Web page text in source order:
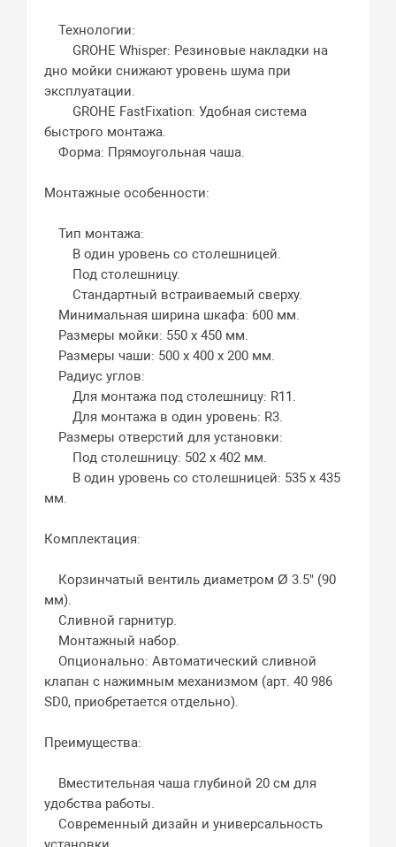
Технологии:
GROHE Whisper: Резиновые накладки на
дно мойки снижают уровень шума при
эксплуатации.
GROHE FastFixation: Удобная система
быстрого монтажа.
Форма: Прямоугольная чаша.
Монтажные особенности:
Тип монтажа:
В один уровень со столешницей.
Под столешницу.
Стандартный встраиваемый сверху.
Минимальная ширина шкафа: 600 мм.
Размеры мойки: 550 x 450 мм.
Размеры чаши: 500 x 400 x 200 мм.
Радиус углов:
Для монтажа под столешницу: R11.
Для монтажа в один уровень: R3.
Размеры отверстий для установки:
Под столешницу: 502 x 402 мм.
В один уровень со столешницей: 535 x 435
мм.
Комплектация:
Корзинчатый вентиль диаметром Ø 3.5" (90
мм).
Сливной гарнитур.
Монтажный набор.
Опционально: Автоматический сливной
клапан с нажимным механизмом (арт. 40 986
SD0, приобретается отдельно).
Преимущества:
Вместительная чаша глубиной 20 см для
удобства работы.
Современный дизайн и универсальность